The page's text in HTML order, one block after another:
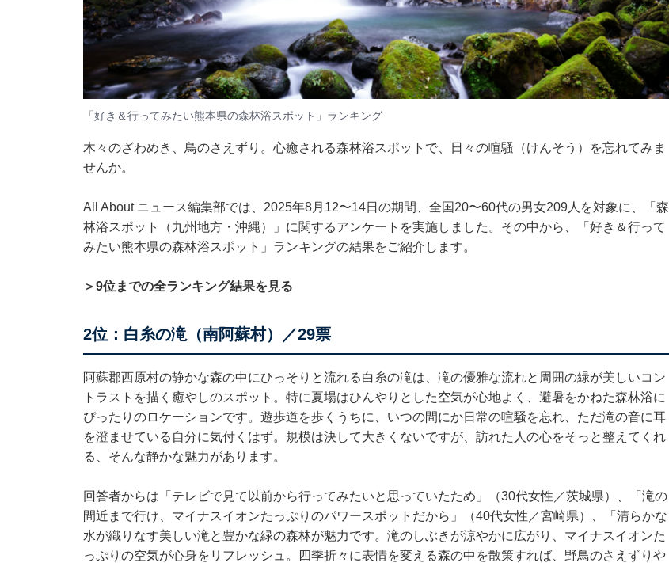
「好き＆行ってみたい熊本県の森林浴スポット」ランキング
木々のざわめき、鳥のさえずり。心癒される森林浴スポットで、日々の喧騒（けんそう）を忘れてみま
せんか。
All About ニュース編集部では、2025年8月12〜14日の期間、全国20〜60代の男女209人を対象に、「森
林浴スポット（九州地方・沖縄）」に関するアンケートを実施しました。その中から、「好き＆行って
みたい熊本県の森林浴スポット」ランキングの結果をご紹介します。
＞9位までの全ランキング結果を見る
2位：白糸の滝（南阿蘇村）／29票
阿蘇郡西原村の静かな森の中にひっそりと流れる白糸の滝は、滝の優雅な流れと周囲の緑が美しいコン
トラストを描く癒やしのスポット。特に夏場はひんやりとした空気が心地よく、避暑をかねた森林浴に
ぴったりのロケーションです。遊歩道を歩くうちに、いつの間にか日常の喧騒を忘れ、ただ滝の音に耳
を澄ませている自分に気付くはず。規模は決して大きくないですが、訪れた人の心をそっと整えてくれ
る、そんな静かな魅力があります。
回答者からは「テレビで見て以前から行ってみたいと思っていたため」（30代女性／茨城県）、「滝の
間近まで行け、マイナスイオンたっぷりのパワースポットだから」（40代女性／宮崎県）、「清らかな
水が織りなす美しい滝と豊かな緑の森林が魅力です。滝のしぶきが涼やかに広がり、マイナスイオンた
っぷりの空気が心身をリフレッシュ。四季折々に表情を変える森の中を散策すれば、野鳥のさえずりや